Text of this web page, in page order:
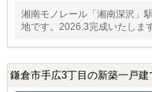
湘南モノレール「湘南深沢」
地です。2026.3完成いたします
鎌倉市手広3丁目の新築一戸建